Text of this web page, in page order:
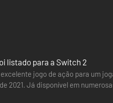
listado para a Switch 2
jogo de ação para um
2021. Já disponível em